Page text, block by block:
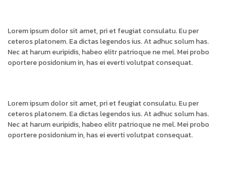
Lorem ipsum dolor sit amet, pri et feugiat consulatu. Eu per
ceteros platonem. Ea dictas legendos ius. At adhuc solum has.
Nec at harum euripidis, habeo elitr patrioque ne mel. Mei probo
oportere posidonium in, has ei everti volutpat consequat.
Lorem ipsum dolor sit amet, pri et feugiat consulatu. Eu per
ceteros platonem. Ea dictas legendos ius. At adhuc solum has.
Nec at harum euripidis, habeo elitr patrioque ne mel. Mei probo
oportere posidonium in, has ei everti volutpat consequat.